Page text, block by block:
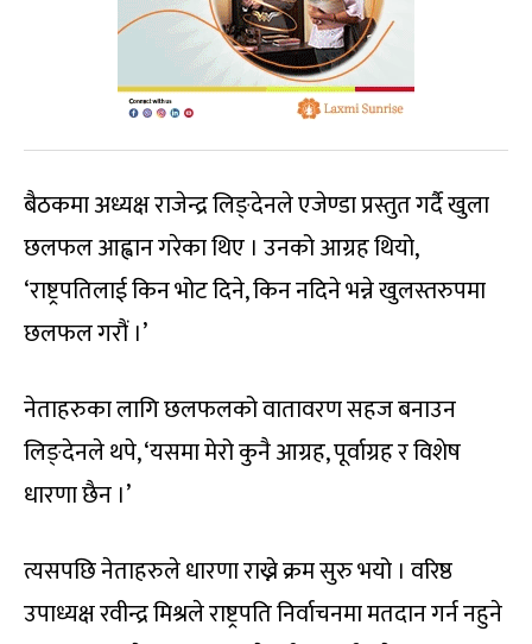
बैठकमा अध्यक्ष राजेन्द्र लिङ्देनले एजेण्डा प्रस्तुत गर्दै खुला
छलफल आह्वान गरेका थिए । उनको आग्रह थियो,
‘राष्ट्रपतिलाई किन भोट दिने, किन नदिने भन्ने खुलस्तरुपमा
छलफल गरौं ।’
नेताहरुका लागि छलफलको वातावरण सहज बनाउन
लिङ्देनले थपे, ‘यसमा मेरो कुनै आग्रह, पूर्वाग्रह र विशेष
धारणा छैन ।’
त्यसपछि नेताहरुले धारणा राख्ने क्रम सुरु भयो । वरिष्ठ
उपाध्यक्ष रवीन्द्र मिश्रले राष्ट्रपति निर्वाचनमा मतदान गर्न नहुने